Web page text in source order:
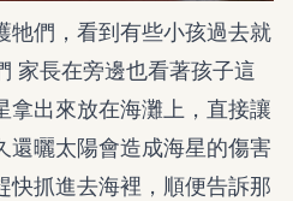
牠們，看到有些小孩過去就
家長在旁邊也看著孩子這
拿出來放在海灘上，直接讓
還曬太陽會造成海星的傷害
快抓進去海裡，順便告訴那